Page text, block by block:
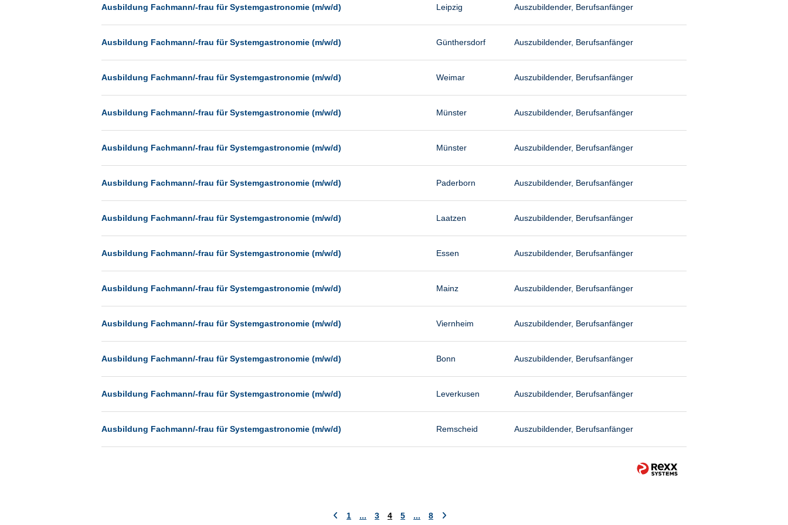
Heilbronn
Hermsdorf
Hildesheim
Ingolstadt
Kassel
Landau
Mainz
Mannheim
München
Münster
Neu-Isenburg
Neumünster
Ausbildung Fachmann/-frau für Systemgastronomie (m/w/d) Leipzig Auszubildender, Berufsanfänger
Ausbildung Fachmann/-frau für Systemgastronomie (m/w/d) Günthersdorf Auszubildender, Berufsanfänger
Ausbildung Fachmann/-frau für Systemgastronomie (m/w/d) Weimar Auszubildender, Berufsanfänger
Ausbildung Fachmann/-frau für Systemgastronomie (m/w/d) Münster Auszubildender, Berufsanfänger
Ausbildung Fachmann/-frau für Systemgastronomie (m/w/d) Münster Auszubildender, Berufsanfänger
Ausbildung Fachmann/-frau für Systemgastronomie (m/w/d) Paderborn Auszubildender, Berufsanfänger
Ausbildung Fachmann/-frau für Systemgastronomie (m/w/d) Laatzen Auszubildender, Berufsanfänger
Ausbildung Fachmann/-frau für Systemgastronomie (m/w/d) Essen Auszubildender, Berufsanfänger
Ausbildung Fachmann/-frau für Systemgastronomie (m/w/d) Mainz Auszubildender, Berufsanfänger
Ausbildung Fachmann/-frau für Systemgastronomie (m/w/d) Viernheim Auszubildender, Berufsanfänger
Ausbildung Fachmann/-frau für Systemgastronomie (m/w/d) Bonn Auszubildender, Berufsanfänger
Ausbildung Fachmann/-frau für Systemgastronomie (m/w/d) Leverkusen Auszubildender, Berufsanfänger
Ausbildung Fachmann/-frau für Systemgastronomie (m/w/d) Remscheid Auszubildender, Berufsanfänger
1 ... 3 4 5 ... 8